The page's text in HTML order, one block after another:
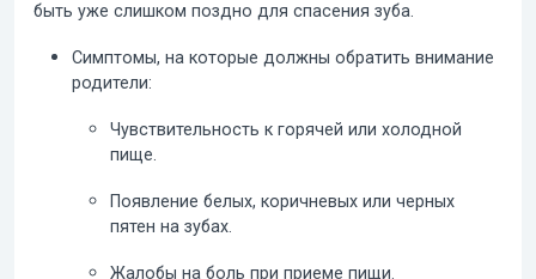
быть уже слишком поздно для спасения зуба.
Симптомы, на которые должны обратить внимание
родители:
Чувствительность к горячей или холодной
пище.
Появление белых, коричневых или черных
пятен на зубах.
Жалобы на боль при приеме пищи.